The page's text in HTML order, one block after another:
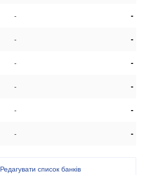
- -
- -
- -
- -
- -
- -
Редагувати список банків